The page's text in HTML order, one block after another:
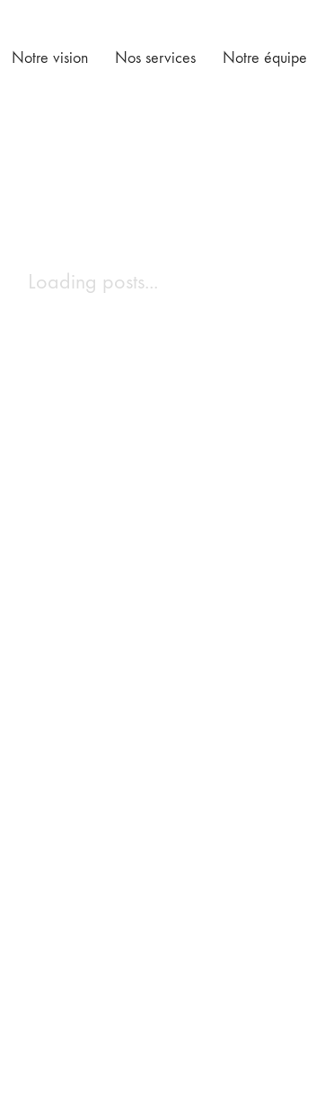
Notre vision Nos services Notre équipe
Loading posts...